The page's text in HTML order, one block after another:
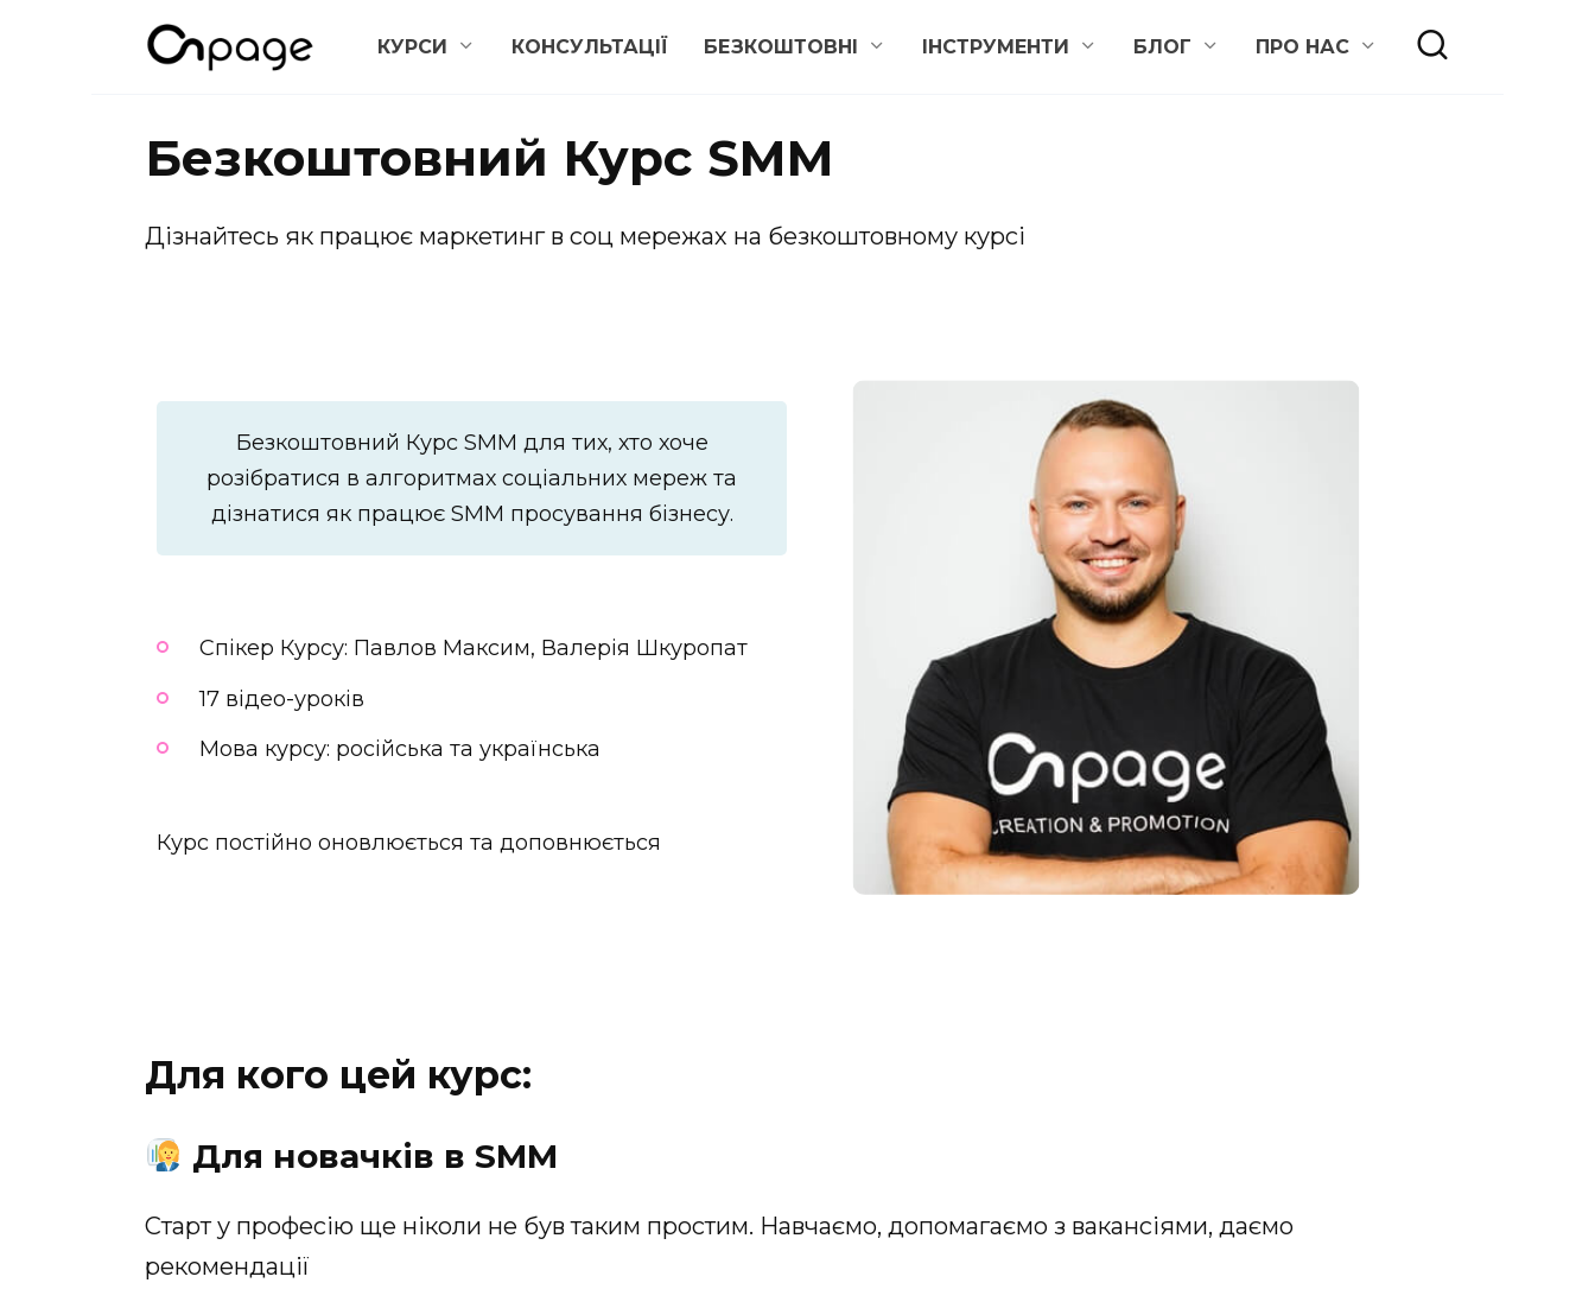
КУРСИ КОНСУЛЬТАЦІЇ БЕЗКОШТОВНІ ІНСТРУМЕНТИ БЛОГ ПРО НАС
Безкоштовний Курс SMM
Дізнайтесь як працює маркетинг в соц мережах на безкоштовному курсі
Безкоштовний Курс SMM для тих, хто хоче
розібратися в алгоритмах соціальних мереж та
дізнатися як працює SMM просування бізнесу.
Спікер Курсу: Павлов Максим, Валерія Шкуропат
17 відео-уроків
Мова курсу: російська та українська
Курс постійно оновлюється та доповнюється
Для кого цей курс:
Для новачків в SMM
Старт у професію ще ніколи не був таким простим. Навчаємо, допомагаємо з вакансіями, даємо
рекомендації